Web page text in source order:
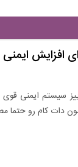
افزایش
سیستم ایمنی
دات کام رو حتما